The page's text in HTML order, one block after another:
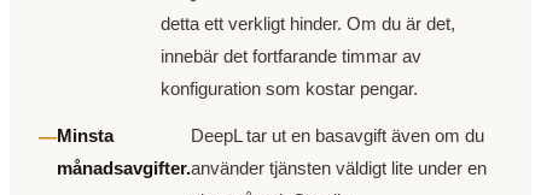
detta ett verkligt hinder. Om du är det,
innebär det fortfarande timmar av
konfiguration som kostar pengar.
Minsta
månadsavgifter.
DeepL tar ut en basavgift även om du
använder tjänsten väldigt lite under en